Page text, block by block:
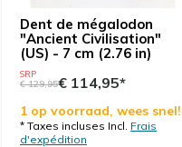
Dent de mégalodon
"Ancient Civilisation"
(US) - 7 cm (2.76 in)
SRP
€ 129,95€ 114,95*
1 op voorraad, wees snel!
* Taxes incluses Incl. Frais
d'expédition